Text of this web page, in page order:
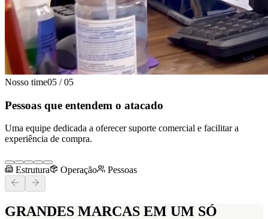
Nosso time05 / 05
Pessoas que entendem o atacado
Uma equipe dedicada a oferecer suporte comercial e facilitar a
experiência de compra.
Estrutura Operação Pessoas
GRANDES MARCAS EM UM SÓ